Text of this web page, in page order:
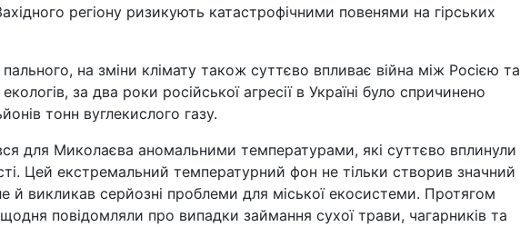
регіону ризикують катастрофічними повенями на гірських
на зміни клімату також суттєво впливає війна між Росією та
за два роки російської агресії в Україні було спричинено
тонн вуглекислого газу.
для Миколаєва аномальними температурами, які суттєво вплинули
Цей екстремальний температурний фон не тільки створив значний
й викликав серйозні проблеми для міської екосистеми. Протягом
повідомляли про випадки займання сухої трави, чагарників та